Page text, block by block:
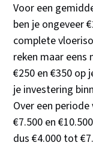
Voor een
ben je ongeveer
complete
reken maar eens
€250 en €350 op
je investering
Over een
€7.500 en
dus €4.000 tot